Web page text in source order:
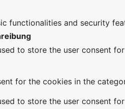
functionalities and security
to store the user consent
for the cookies in the
to store the user consent